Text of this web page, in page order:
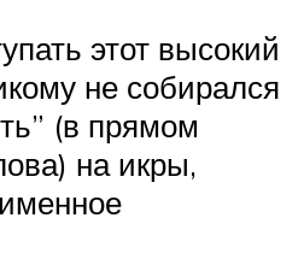
этот высокий
не собирался
(в прямом
на икры,